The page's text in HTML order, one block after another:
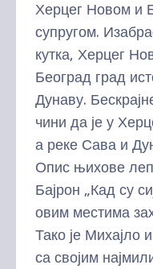
Херцег Новом и
супругом.
кутка, Херцег
Београд град
Дунаву.
чини да је у
а реке Сава и
Опис њихове
Бајрон „Кад су
овим местима
Тако је Михајло
са својим